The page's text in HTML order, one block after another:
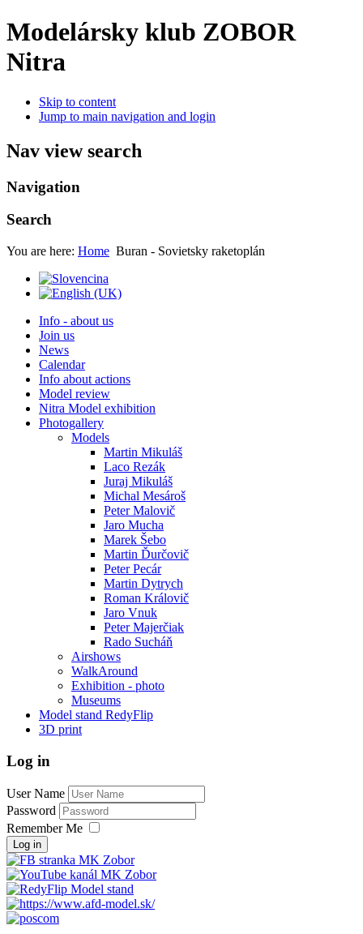
Modelársky klub ZOBOR
Nitra
Skip to content
Jump to main navigation and login
Nav view search
Navigation
Search
You are here: Home Buran - Sovietsky raketoplán
Info - about us
Join us
News
Calendar
Info about actions
Model review
Nitra Model exhibition
Photogallery
Models
Martin Mikuláš
Laco Rezák
Juraj Mikuláš
Michal Mesároš
Peter Malovič
Jaro Mucha
Marek Šebo
Martin Ďurčovič
Peter Pecár
Martin Dytrych
Roman Královič
Jaro Vnuk
Peter Majerčiak
Rado Sucháň
Airshows
WalkAround
Exhibition - photo
Museums
Model stand RedyFlip
3D print
Log in
User Name
Password
Remember Me
Log in